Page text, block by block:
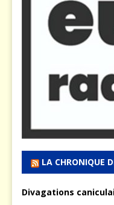
LA CHRONIQUE
Divagations